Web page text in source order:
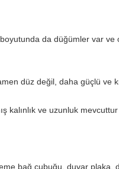
da düğümler var
düz değil, daha güçlü ve
kalınlık ve uzunluk mevcuttur
bağ çubuğu, duvar plaka,